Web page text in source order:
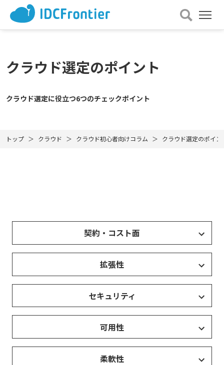
メ
ニュー
を
クラウド選定のポイント
クラウド選定に役立つ6つのチェックポイント
トップ クラウド クラウド初心者向けコラム クラウド選定のポイン
契約・コスト面
拡張性
セキュリティ
可用性
柔軟性